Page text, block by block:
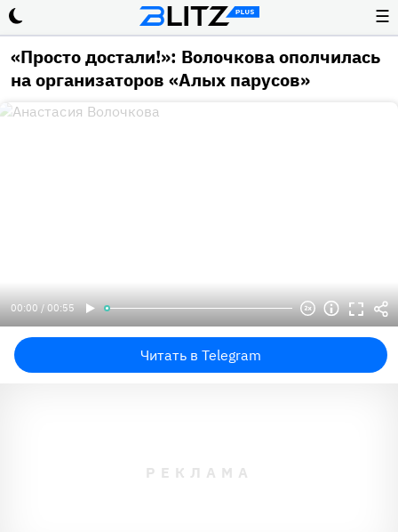
☰
«Просто достали!»: Волочкова ополчилась
на организаторов «Алых парусов»
00:00 / 00:55
Читать в Telegram